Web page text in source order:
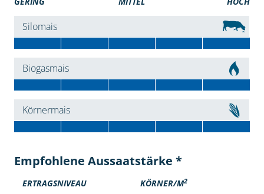
Silomais
Biogasmais
Körnermais
Empfohlene Aussaatstärke *
ERTRAGSNIVEAU KÖRNER/M2